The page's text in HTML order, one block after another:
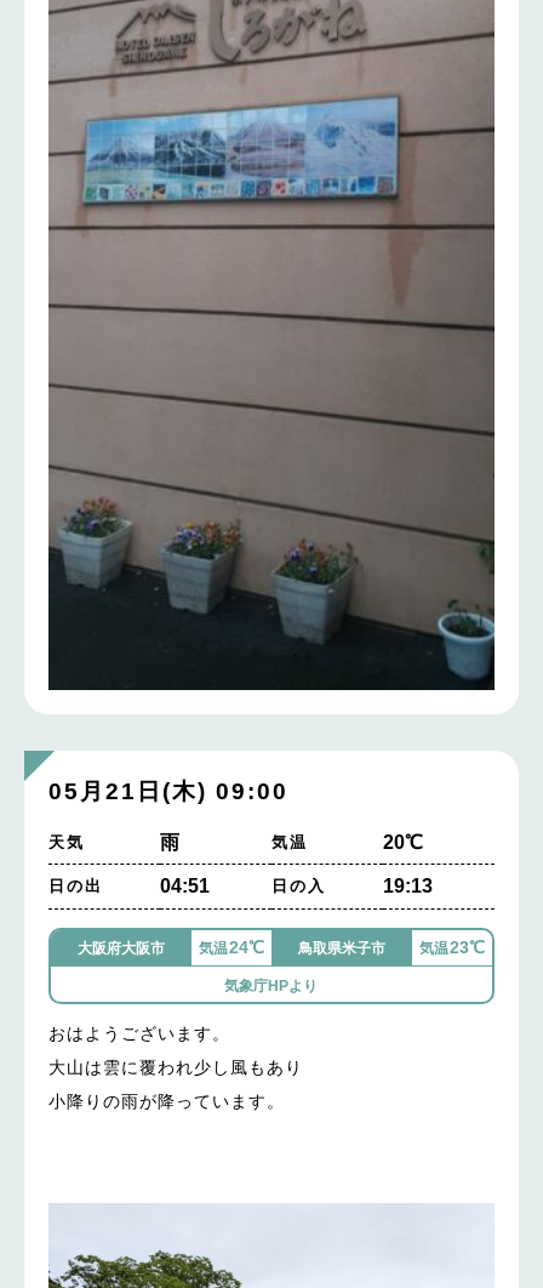
05月21日(木) 09:00
天気 雨 気温 20℃
日の出 04:51 日の入 19:13
大阪府大阪市 気温24℃ 鳥取県米子市 気温23℃
気象庁HPより
おはようございます。
大山は雲に覆われ少し風もあり
小降りの雨が降っています。